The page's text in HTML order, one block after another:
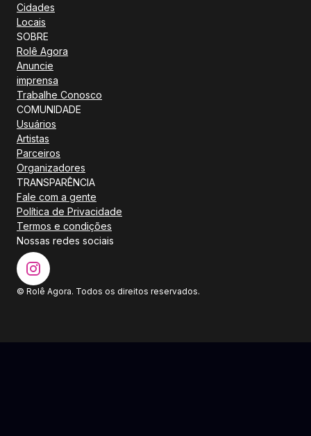
Cidades
Locais
SOBRE
Rolê Agora
Anuncie
imprensa
Trabalhe Conosco
COMUNIDADE
Usuários
Artistas
Parceiros
Organizadores
TRANSPARÊNCIA
Fale com a gente
Política de Privacidade
Termos e condições
Nossas redes sociais
© Rolê Agora. Todos os direitos reservados.